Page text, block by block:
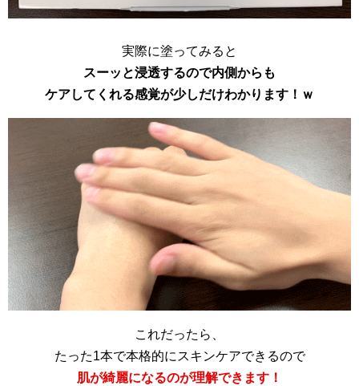
実際に塗ってみると
スーッと浸透するので内側からも
ケアしてくれる感覚が少しだけわかります！ｗ
これだったら、
たった1本で本格的にスキンケアできるので
肌が綺麗になるのが理解できます！